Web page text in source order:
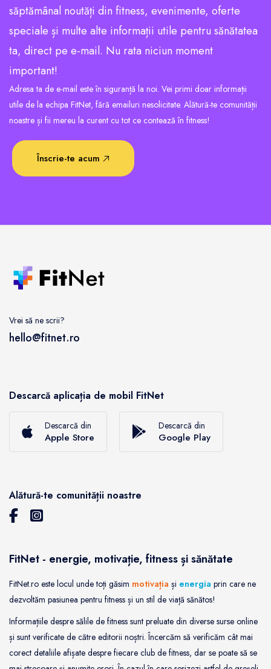
săptămânal noutăți din fitness, evenimente, oferte
speciale și multe alte informații utile pentru sănătatea
ta, direct pe e-mail. Nu rata niciun moment
important!
Adresa ta de e-mail este în siguranță la noi. Vei primi doar informații
utile de la echipa FitNet, fără emailuri nesolicitate. Alătură-te comunității
noastre și fii mereu la curent cu tot ce contează în fitness!
Înscrie-te acum
Vrei să ne scrii?
hello@fitnet.ro
Descarcă aplicația de mobil FitNet
Descarcă din
Apple Store
Descarcă din
Google Play
Alătură-te comunității noastre
FitNet - energie, motivație, fitness și sănătate
FitNet.ro este locul unde toți găsim motivația și energia prin care ne
dezvoltăm pasiunea pentru fitness și un stil de viață sănătos!
Informațiile despre sălile de fitness sunt preluate din diverse surse online
și sunt verificate de către editorii noștri. Încercăm să verificăm cât mai
corect detaliile afișate despre fiecare club de fitness, dar se poate să se